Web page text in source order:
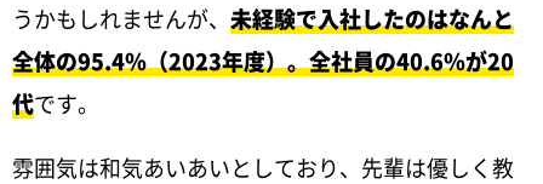
うかもしれませんが、 未経験で入社したのはなんと
全体の95.4％（2023年度）。全社員の40.6％が20
代です。
雰囲気は和気あいあいとしており、先輩は優しく教